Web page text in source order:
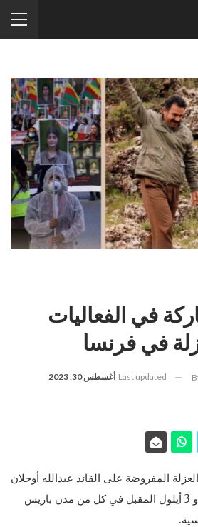
في الفعاليات
في فرنسا
Last updated أغسطس 30, 2023
المفروضة على القائد عبدالله أوجلان
في الفترة الممتدة بين 2 و 3 أيلول المقبل في كل من مدن باريس